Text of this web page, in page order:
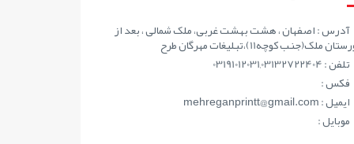
آدرس : اصفهان ، هشت بهشت غربی، ملک شمالی ، بعد از
ملک(جنب کوچه11)،تبلیغات مهرگان طرح
تلفن : 03191012031,03132722404
فکس :
ايميل : mehreganprintt@gmail.com
موبايل :